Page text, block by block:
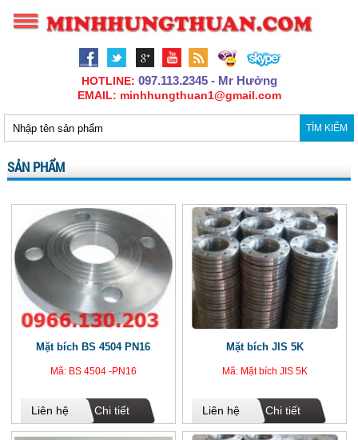
HOTLINE: 097.113.2345 - Mr Hưởng
EMAIL: minhhungthuan1@gmail.com
TÌM KIẾM
SẢN PHẨM
Mặt bích BS 4504 PN16
Mã: BS 4504 -PN16
Liên hệ Chi tiết
Mặt bích JIS 5K
Mã: Mặt bích JIS 5K
Liên hệ Chi tiết